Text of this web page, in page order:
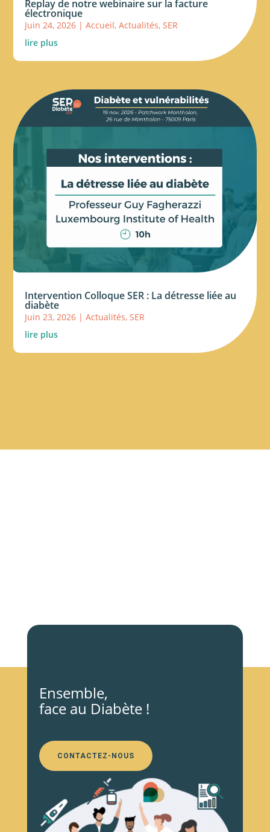
Replay de notre webinaire sur la facture
électronique
Juin 24, 2026 |Accueil,Actualités,SER
lire plus
Intervention Colloque SER : La détresse liée au
diabète
Juin 23, 2026 |Actualités,SER
lire plus
Ensemble,
face au Diabète !
CONTACTEZ-NOUS